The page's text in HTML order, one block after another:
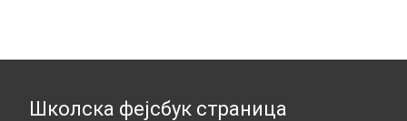
Школска фејсбук страница